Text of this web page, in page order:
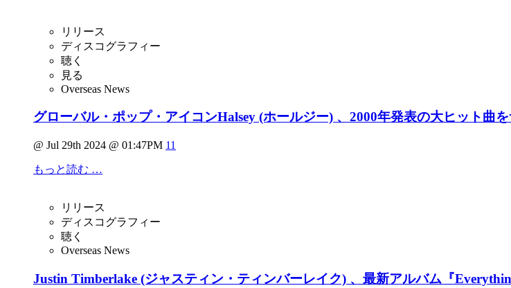
リリース
ディスコグラフィー
聴く
見る
Overseas News
グローバル・ポップ・アイコンHalsey (ホールジー) 、2000年発表の大ヒット曲
@ Jul 29th 2024 @ 01:47PM 11
もっと読む …
リリース
ディスコグラフィー
聴く
Overseas News
Justin Timberlake (ジャスティン・ティンバーレイク) 、最新アルバム『